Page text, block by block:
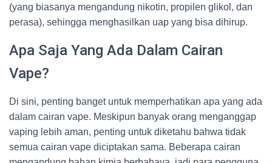
(yang biasanya mengandung nikotin, propilen glikol, dan
perasa), sehingga menghasilkan uap yang bisa dihirup.
Apa Saja Yang Ada Dalam Cairan
Vape?
Di sini, penting banget untuk memperhatikan apa yang ada
dalam cairan vape. Meskipun banyak orang menganggap
vaping lebih aman, penting untuk diketahu bahwa tidak
semua cairan vape diciptakan sama. Beberapa cairan